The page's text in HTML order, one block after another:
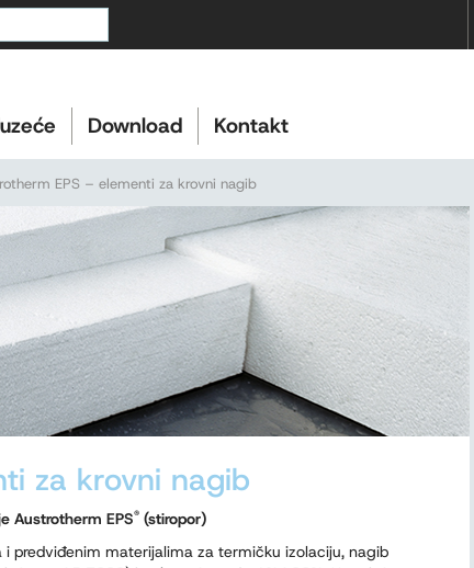
Download Kontakt
EPS – elementi za krovni nagib
za krovni nagib
Austrotherm EPS® (stiropor)
predviđenim materijalima za termičku izolaciju, nagib